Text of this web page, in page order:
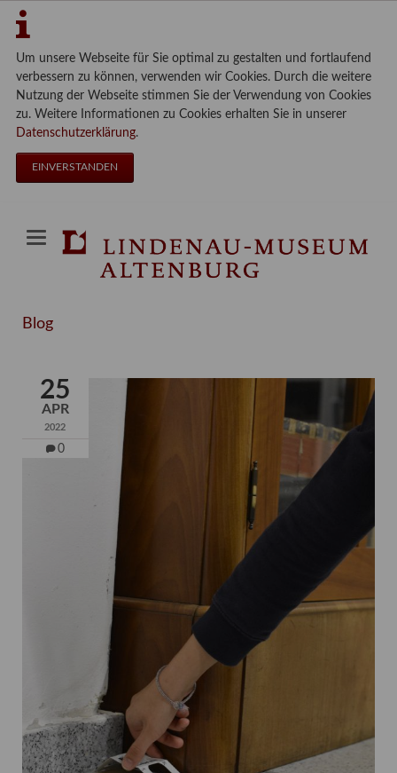
Um unsere Webseite für Sie optimal zu gestalten und fortlaufend
verbessern zu können, verwenden wir Cookies. Durch die weitere
Nutzung der Webseite stimmen Sie der Verwendung von Cookies
zu. Weitere Informationen zu Cookies erhalten Sie in unserer
Datenschutzerklärung.
EINVERSTANDEN
Blog
25
APR
2022
0